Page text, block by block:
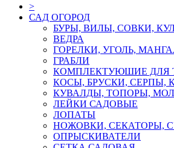
>
САД ОГОРОД
БУРЫ, ВИЛЫ, СОВКИ,
ВЕДРА
ГОРЕЛКИ, УГОЛЬ,
ГРАБЛИ
КОМПЛЕКТУЮШИЕ ДЛЯ
КОСЫ, БРУСКИ, СЕРПЫ,
КУВАЛДЫ, ТОПОРЫ,
ЛЕЙКИ САДОВЫЕ
ЛОПАТЫ
НОЖОВКИ, СЕКАТОРЫ,
ОПРЫСКИВАТЕЛИ